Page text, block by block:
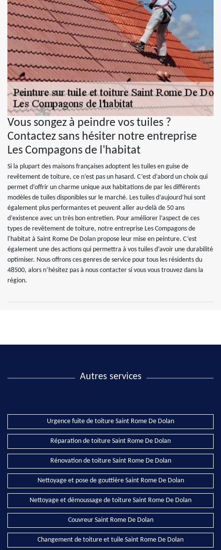
Vous songez à peindre vos tuiles ?
Contactez sans hésiter notre entreprise
Les Compagons de l'habitat
Si la plupart des maisons françaises adoptent les tuiles en guise de
revêtement de toiture, ce n’est pas un hasard. C’est d’abord un choix qui
permet d’offrir un charme unique aux habitations de par les différents
modèles de tuiles disponibles sur le marché. Les tuiles d’aujourd’hui sont
également plus performantes et peuvent aller au-delà de 50 ans
d’existence avec un très bon entretien. Pour améliorer l’aspect de ces
types de revêtement de toiture, notre entreprise Les Compagons de
l'habitat à Saint Rome De Dolan propose leur mise en peinture. C’est
également une des actions qui permettra à vos tuiles d’avoir une durabilité
optimiser. Nous offrons ces genres de service pour tous les résidents du
48500, alors n’hésitez pas à nous contacter si vous vous trouvez dans la
région.
Autres services
Urgence fuite de toiture Saint Rome De Dolan
Réparation de toiture Saint Rome De Dolan
Rénovation de toiture Saint Rome De Dolan
Nettoyage et pose de gouttière Saint Rome De Dolan
Nettoyage et démoussage de toiture Saint Rome De Dolan
Couvreur Saint Rome De Dolan
Changement de toiture et tuile Saint Rome De Dolan